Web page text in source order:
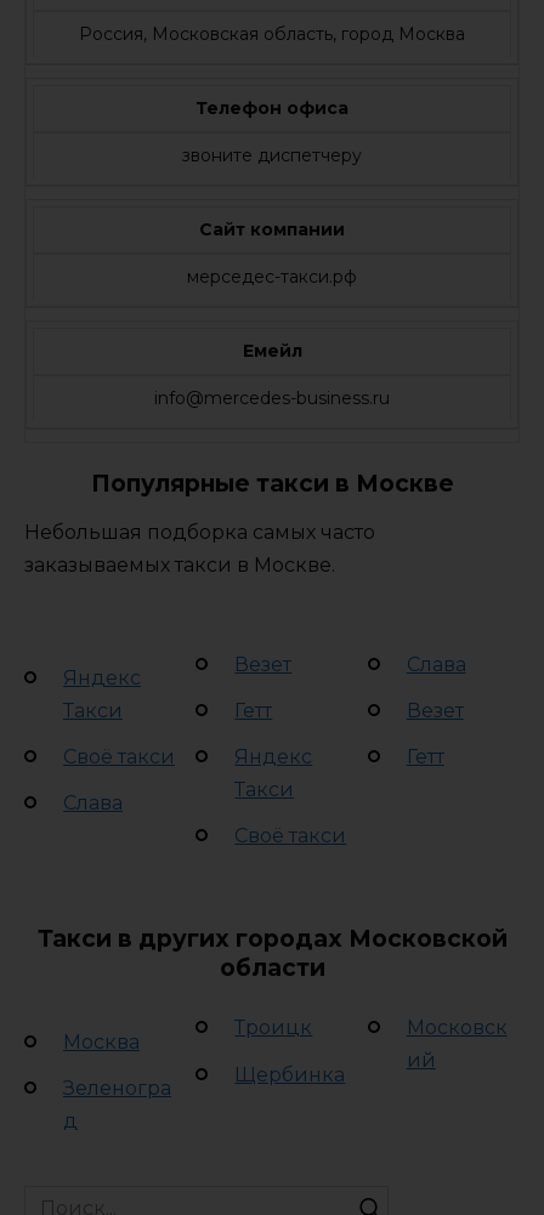
Россия, Московская область, город Москва
Телефон офиса
звоните диспетчеру
Сайт компании
мерседес-такси.рф
Емейл
info@mercedes-business.ru
Популярные такси в Москве
Небольшая подборка самых часто
заказываемых такси в Москве.
Яндекс
Такси
Своё такси
Слава
Везет
Гетт
Яндекс
Такси
Своё такси
Слава
Везет
Гетт
Такси в других городах Московской
области
Москва
Зеленогра
д
Троицк
Щербинка
Московск
ий
Search